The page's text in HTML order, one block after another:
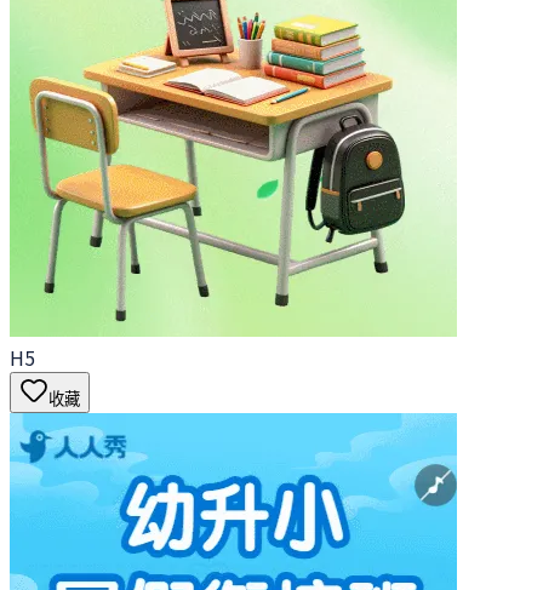
H5
收藏